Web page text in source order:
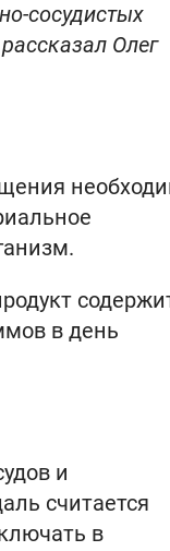
сосудистых
Олег
в день
и
считается
в